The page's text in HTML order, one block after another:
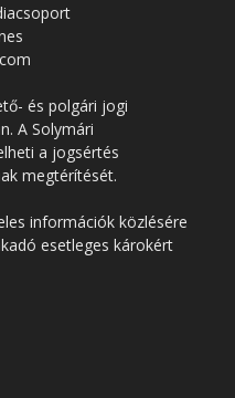
és polgári jogi
A Solymári
a jogsértés
megtérítését.
információk közlésére
esetleges károkért